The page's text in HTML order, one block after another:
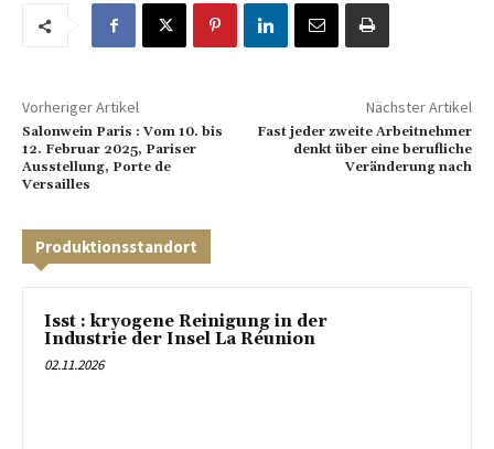
Vorheriger Artikel
Salonwein Paris : Vom 10. bis
12. Februar 2025, Pariser
Ausstellung, Porte de
Versailles
Nächster Artikel
Fast jeder zweite Arbeitnehmer
denkt über eine berufliche
Veränderung nach
Produktionsstandort
Isst : kryogene Reinigung in der
Industrie der Insel La Réunion
02.11.2026